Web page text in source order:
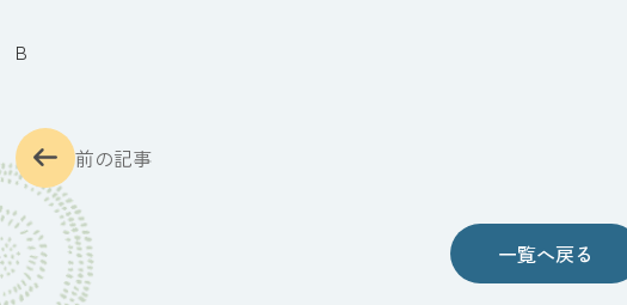
B
前の記事
一覧へ戻る